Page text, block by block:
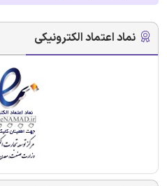
نماد اعتماد الکترونیکی